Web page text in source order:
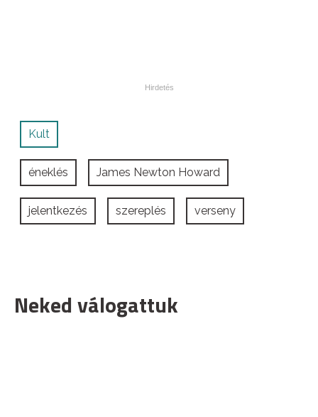
Kult
éneklés James Newton Howard
jelentkezés szereplés verseny
Neked válogattuk